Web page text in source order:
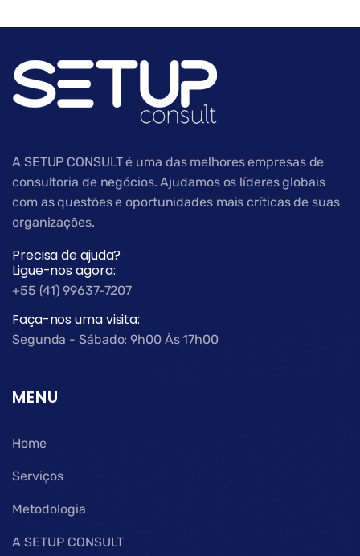
A SETUP CONSULT é uma das melhores empresas de
consultoria de negócios. Ajudamos os líderes globais
com as questões e oportunidades mais críticas de suas
organizações.
Precisa de ajuda?
Ligue-nos agora:
+55 (41) 99637-7207
Faça-nos uma visita:
Segunda - Sábado: 9h00 Às 17h00
MENU
Home
Serviços
Metodologia
A SETUP CONSULT